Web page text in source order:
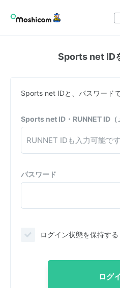
Sports net ID
Sports net IDと、パスワード
Sports net ID・RUNNET ID（
パスワード
ログイン状態を保持する
ログ